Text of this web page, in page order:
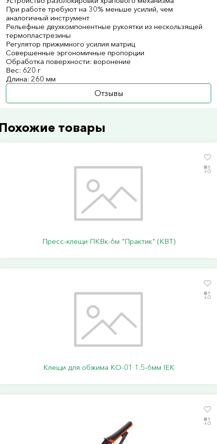
При работе требуют на 30% меньше усилий, чем
аналогичный инструмент
Рельефные двухкомпонентные рукоятки из нескользящей
термопластрезины
Регулятор прижимного усилия матриц
Совершенные эргономичные пропорции
Обработка поверхности: воронение
Вес: 620 г
Длина: 260 мм
Отзывы
товары
Пресс-клещи ПКВк-6м "Практик" (КВТ)
Клещи для обжима КО-01 1.5-6мм IEK